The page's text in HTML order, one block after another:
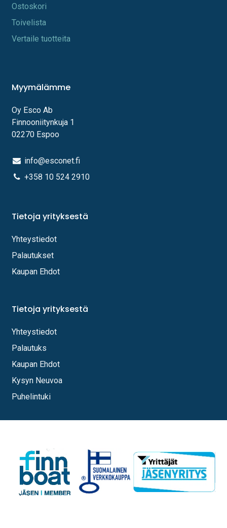
Os​toskori
Toi​velista
Vertaile tuotteita
Myymälämme
Oy Esco Ab
Finnooniitynkuja 1
02270 Espoo
info@esconet.fi
+358 10 524 2910
Tietoja yrityksestä
Yhteystiedot
Palautukset
Kaupan Ehdot
Tietoja yrityksestä
Yhteystiedot
Palautuks
Kaupan Ehdot
Kysyn Neuvoa
Puhelintuki